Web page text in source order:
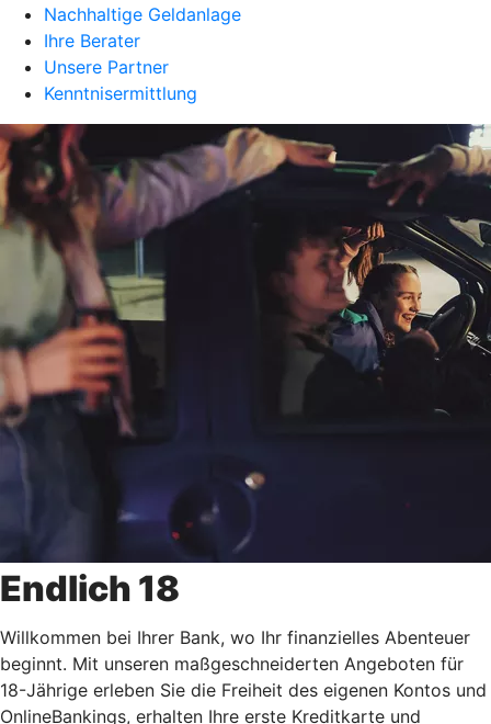
Nachhaltige Geldanlage
Ihre Berater
Unsere Partner
Kenntnisermittlung
Endlich 18
Willkommen bei Ihrer Bank, wo Ihr finanzielles Abenteuer
beginnt. Mit unseren maßgeschneiderten Angeboten für
18-Jährige erleben Sie die Freiheit des eigenen Kontos und
OnlineBankings, erhalten Ihre erste Kreditkarte und